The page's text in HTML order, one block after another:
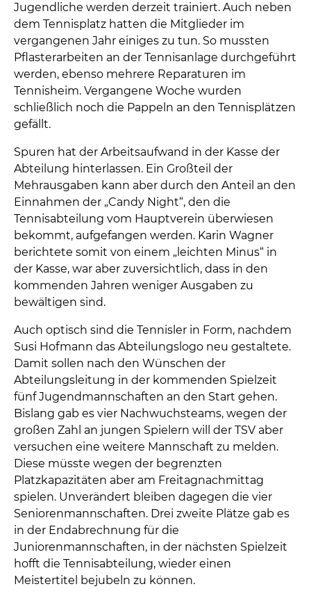
Jugendliche werden derzeit trainiert. Auch neben
dem Tennisplatz hatten die Mitglieder im
vergangenen Jahr einiges zu tun. So mussten
Pflasterarbeiten an der Tennisanlage durchgeführt
werden, ebenso mehrere Reparaturen im
Tennisheim. Vergangene Woche wurden
schließlich noch die Pappeln an den Tennisplätzen
gefällt.
Spuren hat der Arbeitsaufwand in der Kasse der
Abteilung hinterlassen. Ein Großteil der
Mehrausgaben kann aber durch den Anteil an den
Einnahmen der „Candy Night“, den die
Tennisabteilung vom Hauptverein überwiesen
bekommt, aufgefangen werden. Karin Wagner
berichtete somit von einem „leichten Minus“ in
der Kasse, war aber zuversichtlich, dass in den
kommenden Jahren weniger Ausgaben zu
bewältigen sind.
Auch optisch sind die Tennisler in Form, nachdem
Susi Hofmann das Abteilungslogo neu gestaltete.
Damit sollen nach den Wünschen der
Abteilungsleitung in der kommenden Spielzeit
fünf Jugendmannschaften an den Start gehen.
Bislang gab es vier Nachwuchsteams, wegen der
großen Zahl an jungen Spielern will der TSV aber
versuchen eine weitere Mannschaft zu melden.
Diese müsste wegen der begrenzten
Platzkapazitäten aber am Freitagnachmittag
spielen. Unverändert bleiben dagegen die vier
Seniorenmannschaften. Drei zweite Plätze gab es
in der Endabrechnung für die
Juniorenmannschaften, in der nächsten Spielzeit
hofft die Tennisabteilung, wieder einen
Meistertitel bejubeln zu können.